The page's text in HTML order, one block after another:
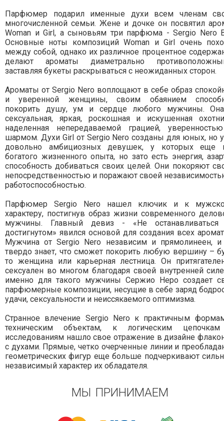
Парфюмер подарил именные духи всем членам
многочисленной семьи. Жене и дочке он посвятил
Woman и Girl, а сыновьям три парфюма - Sergio Nero
Основные ноты композиций Woman и Girl очень
между собой, однако их различное процентное
делают ароматы диаметрально
заставляя букеты раскрываться с неожиданных сторон.
Ароматы от Sergio Nero воплощают в себе образ
и уверенной женщины, своим обаянием
покорить душу, ум и сердце любого мужчины.
сексуальная, яркая, роскошная и искушенная
наделенная непередаваемой грацией,
шармом. Духи Girl от Sergio Nero созданы для юных, но
довольно амбициозных девушек, у которых еще
богатого жизненного опыта, но зато есть энергия,
способность добиваться своих целей. Они покоряют
непосредственностью и поражают своей
работоспособностью.
Парфюмер Sergio Nero нашел ключик и к
характеру, постигнув образ жизни современного
мужчины. Главный девиз - «Не останавливаться
достигнутом» явился основой для создания всех
Мужчина от Sergio Nero независим и прямолинеен,
твердо знает, что сможет покорить любую вершину –
то женщина или карьерная лестница. Он
сексуален во многом благодаря своей внутренней
именно для такого мужчины Сержио Неро создает
парфюмерные композиции, несущие в себе заряд
удачи, сексуальности и неиссякаемого оптимизма.
Странное влечение Sergio Nero к практичным
техническим объектам, к логическим
исследованиям нашло свое отражение в дизайне
с духами. Прямые, четко очерченные линии и
геометрических фигур еще больше подчеркивают
независимый характер их обладателя.
МЫ ПРИНИМАЕМ